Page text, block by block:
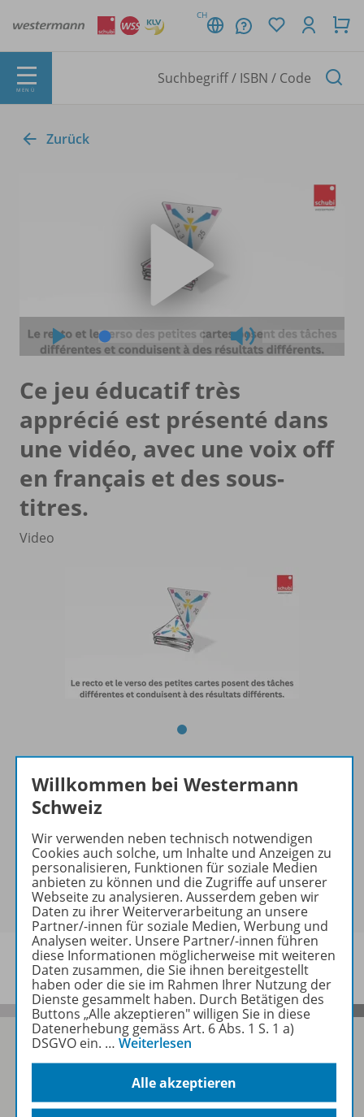
CH
MENÜ
Zurück
Ce jeu éducatif très
apprécié est présenté dans
une vidéo, avec une voix off
en français et des sous-
titres.
Video
CHF 0.00
Folgen Sie uns auf Social Media
Willkommen bei Westermann
Schweiz
Wir verwenden neben technisch notwendigen
Cookies auch solche, um Inhalte und Anzeigen zu
personalisieren, Funktionen für soziale Medien
anbieten zu können und die Zugriffe auf unserer
Webseite zu analysieren. Ausserdem geben wir
Daten zu ihrer Weiterverarbeitung an unsere
Partner/-innen für soziale Medien, Werbung und
Analysen weiter. Unsere Partner/-innen führen
diese Informationen möglicherweise mit weiteren
Daten zusammen, die Sie ihnen bereitgestellt
haben oder die sie im Rahmen Ihrer Nutzung der
Dienste gesammelt haben. Durch Betätigen des
Buttons „Alle akzeptieren" willigen Sie in diese
Datenerhebung gemäss Art. 6 Abs. 1 S. 1 a)
DSGVO ein. … Weiterlesen
Alle akzeptieren